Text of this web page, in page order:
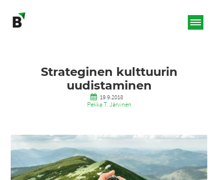
Strateginen kulttuurin
uudistaminen
19.9.2018
Pekka T. Järvinen